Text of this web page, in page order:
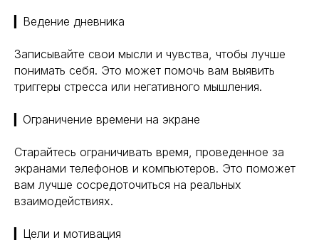
▎Ведение дневника
Записывайте свои мысли и чувства, чтобы лучше
понимать себя. Это может помочь вам выявить
триггеры стресса или негативного мышления.
▎Ограничение времени на экране
Старайтесь ограничивать время, проведенное за
экранами телефонов и компьютеров. Это поможет
вам лучше сосредоточиться на реальных
взаимодействиях.
▎Цели и мотивация
Навигация